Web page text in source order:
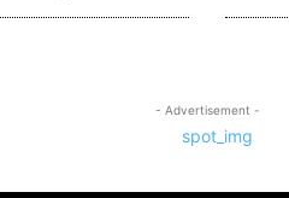
- Advertisement -